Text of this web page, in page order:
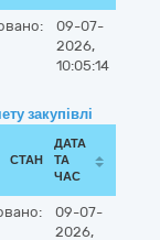
09-07-
2026,
10:05:14
закупівлі
СТАН
ДАТА
ТА
ЧАС
09-07-
2026,